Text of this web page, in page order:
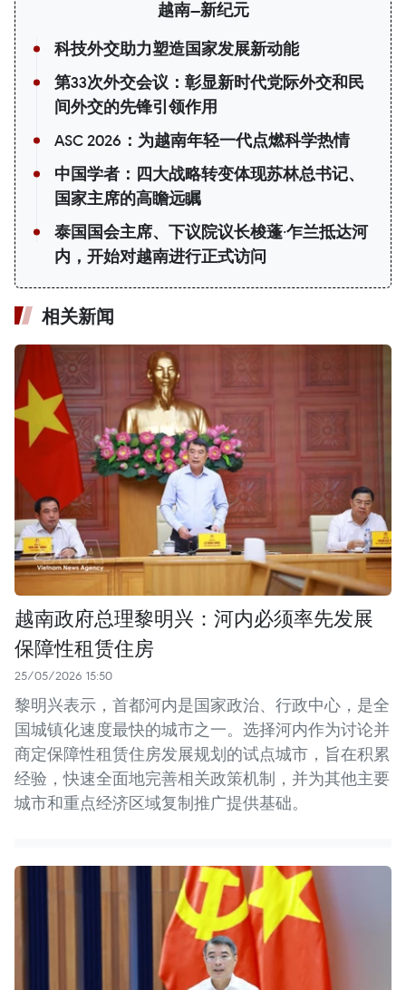
越南—新纪元
科技外交助力塑造国家发展新动能
第33次外交会议：彰显新时代党际外交和民
间外交的先锋引领作用
ASC 2026：为越南年轻一代点燃科学热情
中国学者：四大战略转变体现苏林总书记、
国家主席的高瞻远瞩
泰国国会主席、下议院议长梭蓬·乍兰抵达河
内，开始对越南进行正式访问
相关新闻
越南政府总理黎明兴：河内必须率先发展
保障性租赁住房
25/05/2026 15:50
黎明兴表示，首都河内是国家政治、行政中心，是全
国城镇化速度最快的城市之一。选择河内作为讨论并
商定保障性租赁住房发展规划的试点城市，旨在积累
经验，快速全面地完善相关政策机制，并为其他主要
城市和重点经济区域复制推广提供基础。